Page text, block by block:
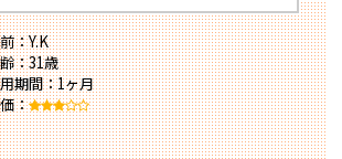
：Y.K
：31歳
期間：1ヶ月
：